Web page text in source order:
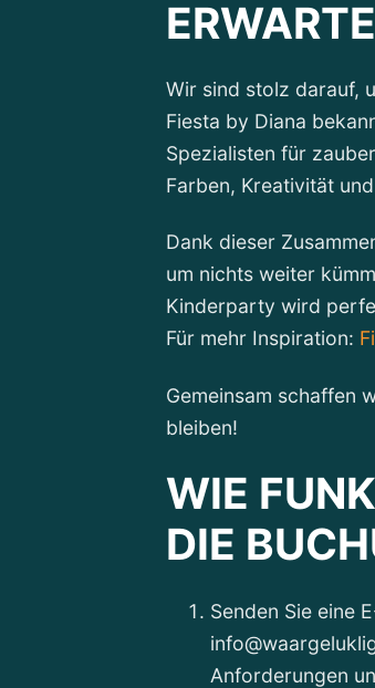
Wir sind stolz darauf,
Fiesta by Diana
Spezialisten für
Farben, Kreativität
Dank dieser
um nichts weiter
Kinderparty wird
Für mehr Inspiration:
Gemeinsam schaffen
bleiben!
WIE
DIE
Senden Sie eine
Anforderungen